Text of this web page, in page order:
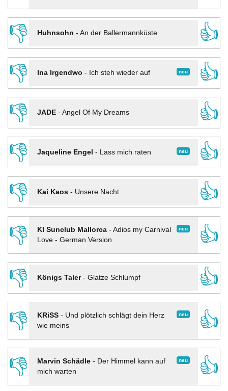
👎
Huhnsohn - An der Ballermannküste
👍
👎
neu
Ina Irgendwo - Ich steh wieder auf
👍
👎
JADE- Angel Of My Dreams
👍
👎
neu
Jaqueline Engel - Lass mich raten
👍
👎
Kai Kaos- Unsere Nacht
👍
👎
neu
KI Sunclub Mallorca- Adios my Carnival
Love - German Version
👍
👎
Königs Taler- Glatze Schlumpf
👍
👎
neu
KRiSS- Und plötzlich schlägt dein Herz
wie meins
👍
👎 neu
Marvin Schädle- Der Himmel kann auf
mich warten
👍